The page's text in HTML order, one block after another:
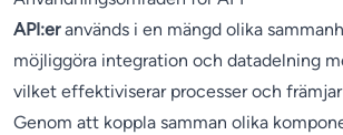
API:eranvänds i en mängd olika
möjliggöra integration och datadelning
vilket effektiviserar processer och
Genom att koppla samman olika